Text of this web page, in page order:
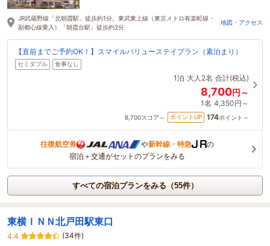
JR武蔵野線「北朝霞駅」徒歩約1分。東武東上線（東京メトロ有楽町線・
副都心線乗入）「朝霞台駅」徒歩約2分
地図・アクセス
【直前までご予約OK！】スマイルバリューステイプラン（素泊まり）
セミダブル 食事なし
1泊 大人2名 合計(税込)
8,700円～
1名 4,350円～
8,700スコア～ ポイントUP 174ポイント～
往復航空券 や新幹線・特急
の
宿泊＋交通がセットのプランをみる
すべての宿泊プランをみる（55件）
東横ＩＮＮ北戸田駅東口
4.4
(34件)